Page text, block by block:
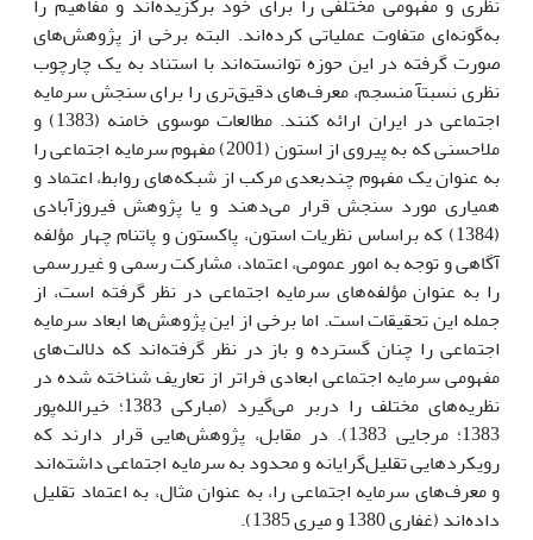
به‌گونه‌ای متفاوت عملیاتی کرده‌اند. البته برخی از پژوهش‌های
صورت گرفته در این حوزه توانسته‌اند با استناد به یک چارچوب
نظری نسبتآ منسجم، معرف‌های دقیق‌تری را برای سنجش سرمایه
اجتماعی در ایران ارائه کنند. مطالعات موسوی خامنه (1383) و
ملاحسنی که به پیروی از استون (2001) مفهوم سرمایه اجتماعی را
به عنوان یک مفهوم چندبعدی مرکب از شبکه‌های روابط، اعتماد و
همیاری مورد سنجش قرار می‌دهند و یا پژوهش فیروزآبادی
(1384) که براساس نظریات استون، پاکستون و پاتنام چهار مؤلفه
آگاهی و توجه به امور عمومی، اعتماد، مشارکت رسمی و غیررسمی
را به عنوان مؤلفه‌های سرمایه اجتماعی در نظر گرفته است، از
جمله این تحقیقات است. اما برخی از این پژوهش‌ها ابعاد سرمایه
اجتماعی را چنان گسترده و باز در نظر گرفته‌اند که دلالت‌های
مفهومی سرمایه اجتماعی ابعادی فراتر از تعاریف شناخته شده در
نظریه‌های مختلف را دربر می‌گیرد (مبارکی 1383؛ خیرالله‌پور
1383؛ مرجایی 1383). در مقابل، پژوهش‌هایی قرار دارند که
رویکردهایی تقلیل‌گرایانه و محدود به سرمایه اجتماعی داشته‌اند
و معرف‌های سرمایه اجتماعی را، به عنوان مثال، به اعتماد تقلیل
داده‌اند (غفاری 1380 و میری 1385).